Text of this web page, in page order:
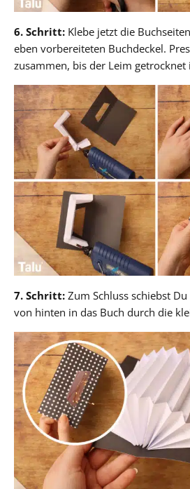
6. Schritt: Klebe jetzt die
eben vorbereiteten Buchdeckel.
zusammen, bis der Leim getrocknet
7. Schritt: Zum Schluss schiebst
von hinten in das Buch durch die